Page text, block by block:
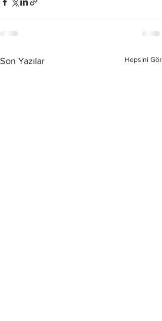
Son Yazılar Hepsini Gör